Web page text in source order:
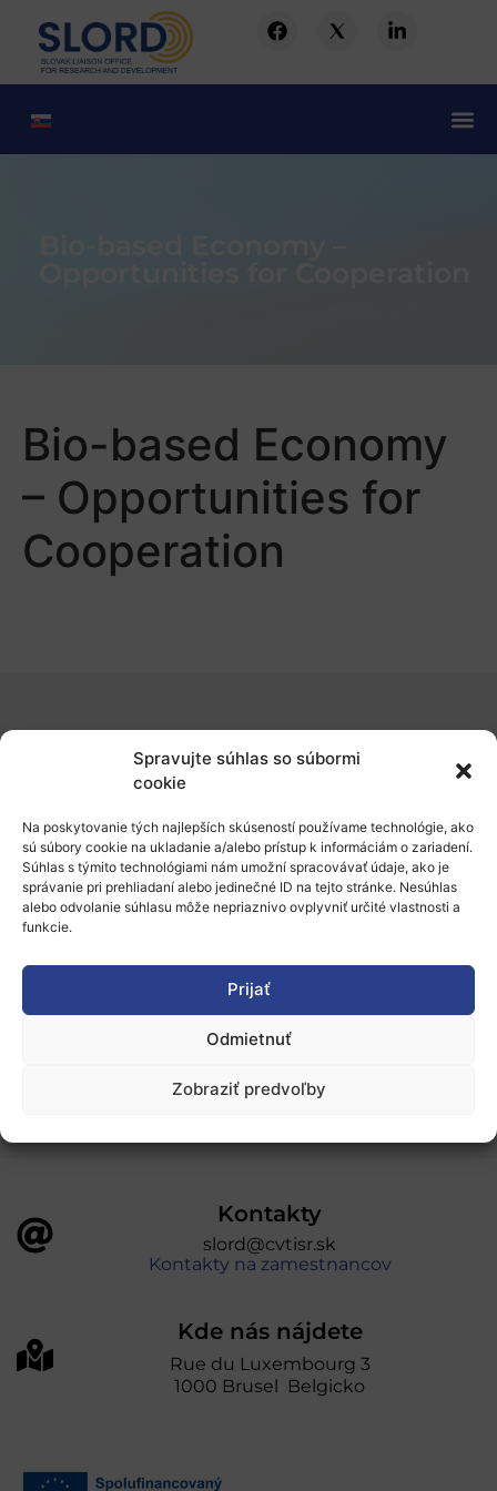
Spravujte súhlas so súbormi
cookie
Na poskytovanie tých najlepších skúseností používame technológie, ako
sú súbory cookie na ukladanie a/alebo prístup k informáciám o zariadení.
Súhlas s týmito technológiami nám umožní spracovávať údaje, ako je
správanie pri prehliadaní alebo jedinečné ID na tejto stránke. Nesúhlas
alebo odvolanie súhlasu môže nepriaznivo ovplyvniť určité vlastnosti a
funkcie.
Prijať
Odmietnuť
Zobraziť predvoľby
Bio-based Economy
– Opportunities for
Cooperation
Financovanie a podpora
Stáže a pobyty
Novinky
úniou v rámci Programu Slovensko. Portál
prevádzkuje Centrum vedecko-technických
Kontakty
slord@cvtisr.sk
Kontakty na zamestnancov
Kde nás nájdete
Rue du Luxembourg 3
1000 Brusel Belgicko